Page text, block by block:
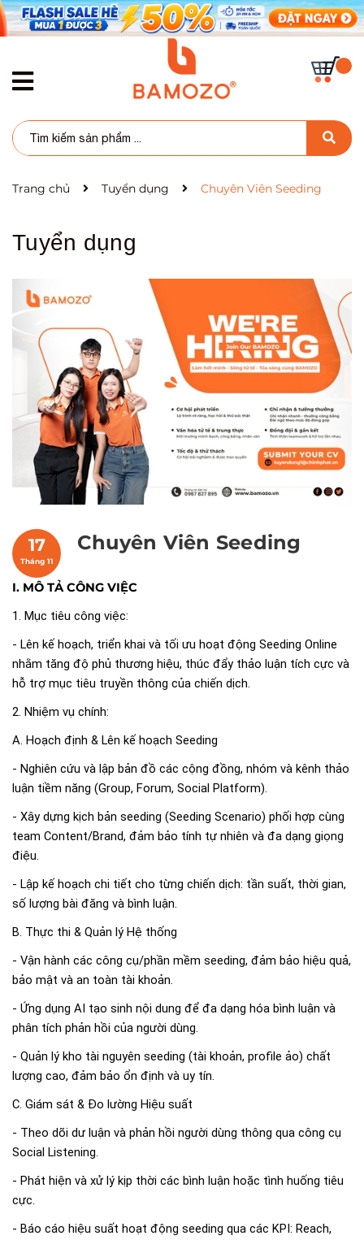
Trang chủ Tuyển dụng Chuyên Viên Seeding
Tuyển dụng
17
Tháng 11
Chuyên Viên Seeding
I. MÔ TẢ CÔNG VIỆC
1. Mục tiêu công việc:
- Lên kế hoạch, triển khai và tối ưu hoạt động Seeding Online
nhằm tăng độ phủ thương hiệu, thúc đẩy thảo luận tích cực và
hỗ trợ mục tiêu truyền thông của chiến dịch.
2. Nhiệm vụ chính:
A. Hoạch định & Lên kế hoạch Seeding
- Nghiên cứu và lập bản đồ các cộng đồng, nhóm và kênh thảo
luận tiềm năng (Group, Forum, Social Platform).
- Xây dựng kịch bản seeding (Seeding Scenario) phối hợp cùng
team Content/Brand, đảm bảo tính tự nhiên và đa dạng giọng
điệu.
- Lập kế hoạch chi tiết cho từng chiến dịch: tần suất, thời gian,
số lượng bài đăng và bình luận.
B. Thực thi & Quản lý Hệ thống
- Vận hành các công cụ/phần mềm seeding, đảm bảo hiệu quả,
bảo mật và an toàn tài khoản.
- Ứng dụng AI tạo sinh nội dung để đa dạng hóa bình luận và
phân tích phản hồi của người dùng.
- Quản lý kho tài nguyên seeding (tài khoản, profile ảo) chất
lượng cao, đảm bảo ổn định và uy tín.
C. Giám sát & Đo lường Hiệu suất
- Theo dõi dư luận và phản hồi người dùng thông qua công cụ
Social Listening.
- Phát hiện và xử lý kịp thời các bình luận hoặc tình huống tiêu
cực.
- Báo cáo hiệu suất hoạt động seeding qua các KPI: Reach,